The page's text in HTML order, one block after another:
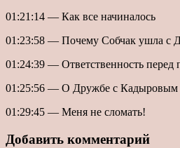
01:21:14 — Как все начиналось
01:23:58 — Почему Собчак ушла с
01:24:39 — Ответственность перед
01:25:56 — О Дружбе с Кадыровым
01:29:45 — Меня не сломать!
Добавить комментарий